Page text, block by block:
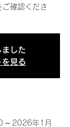
ご確認くださ
した
を見る
– 2026年1月